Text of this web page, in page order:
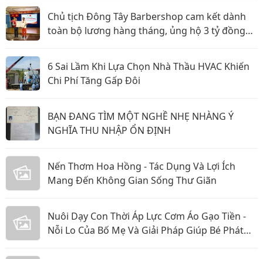
Chủ tịch Đông Tây Barbershop cam kết dành
toàn bộ lương hàng tháng, ủng hộ 3 tỷ đồng
6 Sai Lầm Khi Lựa Chọn Nhà Thầu HVAC Khiến
Chi Phí Tăng Gấp Đôi
BẠN ĐANG TÌM MỘT NGHỀ NHẸ NHÀNG Ý
NGHĨA THU NHẬP ỔN ĐỊNH
Nến Thơm Hoa Hồng - Tác Dụng Và Lợi Ích
Mang Đến Không Gian Sống Thư Giãn
Nuôi Dạy Con Thời Áp Lực Cơm Áo Gạo Tiền -
Nỗi Lo Của Bố Mẹ Và Giải Pháp Giúp Bé Phát